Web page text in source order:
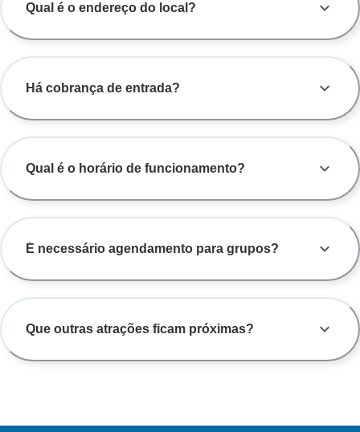
Qual é o endereço do local?
Há cobrança de entrada?
Qual é o horário de funcionamento?
É necessário agendamento para grupos?
Que outras atrações ficam próximas?